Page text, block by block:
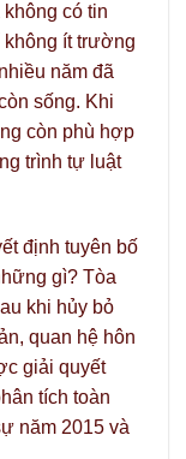
có tin
không ít trường
năm đã
sống. Khi
còn phù hợp
trình tự luật
định tuyên bố
gì? Tòa
khi hủy bỏ
quan hệ hôn
giải quyết
tích toàn
năm 2015 và